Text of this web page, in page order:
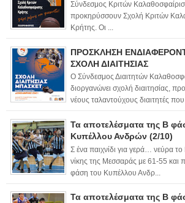
Σύνδεσμος Κριτών
προκηρύσσουν Σχολή Κριτών
Κρήτης. Οι ...
ΠΡΟΣΚΛΗΣΗ
ΣΧΟΛΗ ΔΙΑΙΤΗΣΙΑΣ
Ο Σύνδεσμος Διαιτητών
διοργανώνει σχολή διαιτησίας,
νέους ταλαντούχους διαιτητές που
Τα αποτελέσματα της Β
Κυπέλλου Ανδρών (2/10)
Σ ένα παιχνίδι για γερά… νεύρα
νίκης της Μεσσαράς με 61-55 και
φάση του Κυπέλλου Ανδρ...
Τα αποτελέσματα της Β